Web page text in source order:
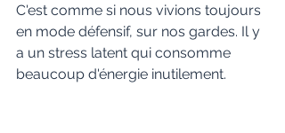
C'est comme si nous vivions toujours
en mode défensif, sur nos gardes. Il y
a un stress latent qui consomme
beaucoup d'énergie inutilement.